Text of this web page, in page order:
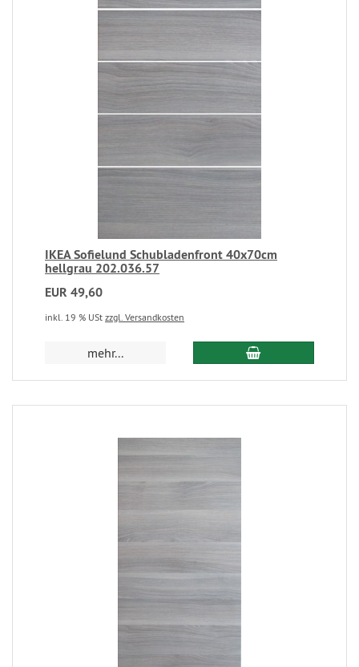
IKEA Sofielund Schubladenfront 40x70cm
hellgrau 202.036.57
EUR 49,60
inkl. 19 % USt zzgl. Versandkosten
mehr...